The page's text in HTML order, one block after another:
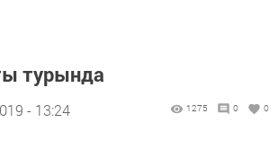
турында
- 13:24 1275 0 0